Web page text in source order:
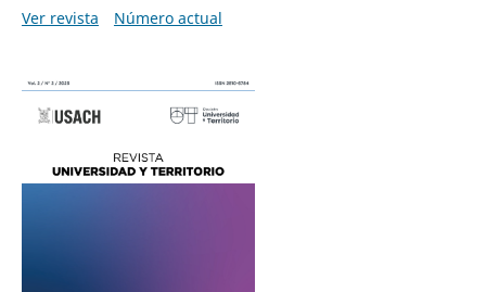
Ver revista
Número actual